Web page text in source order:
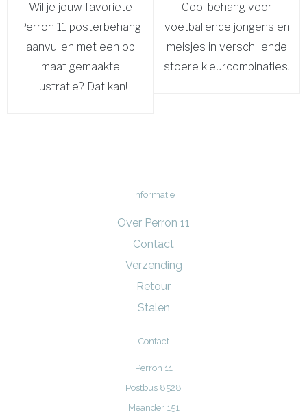
Wil je jouw favoriete
Perron 11 posterbehang
aanvullen met een op
maat gemaakte
illustratie? Dat kan!
Cool behang voor
voetballende jongens en
meisjes in verschillende
stoere kleurcombinaties.
Informatie
Over Perron 11
Contact
Verzending
Retour
Stalen
Contact
Perron 11
Postbus 8528
Meander 151